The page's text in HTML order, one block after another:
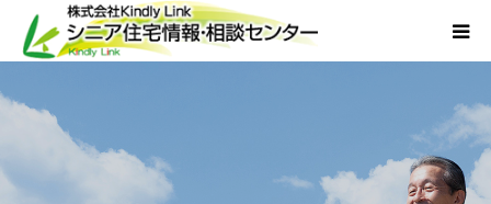
当社について